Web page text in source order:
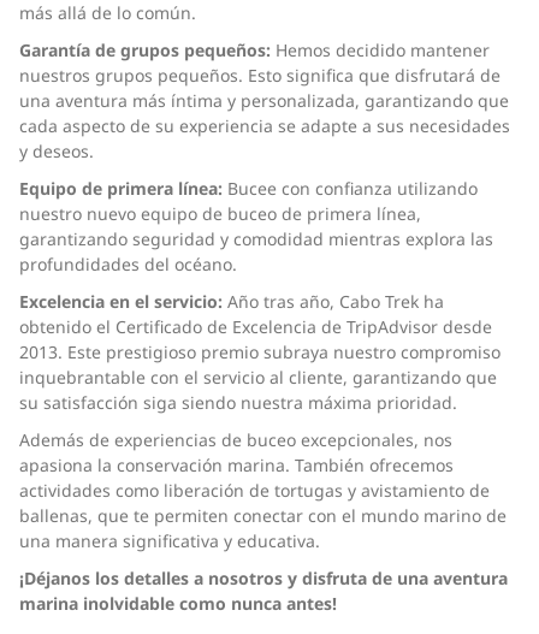
más allá de lo común.
Garantía de grupos pequeños: Hemos decidido mantener
nuestros grupos pequeños. Esto significa que disfrutará de
una aventura más íntima y personalizada, garantizando que
cada aspecto de su experiencia se adapte a sus necesidades
y deseos.
Equipo de primera línea: Bucee con confianza utilizando
nuestro nuevo equipo de buceo de primera línea,
garantizando seguridad y comodidad mientras explora las
profundidades del océano.
Excelencia en el servicio: Año tras año, Cabo Trek ha
obtenido el Certificado de Excelencia de TripAdvisor desde
2013. Este prestigioso premio subraya nuestro compromiso
inquebrantable con el servicio al cliente, garantizando que
su satisfacción siga siendo nuestra máxima prioridad.
Además de experiencias de buceo excepcionales, nos
apasiona la conservación marina. También ofrecemos
actividades como liberación de tortugas y avistamiento de
ballenas, que te permiten conectar con el mundo marino de
una manera significativa y educativa.
¡Déjanos los detalles a nosotros y disfruta de una aventura
marina inolvidable como nunca antes!